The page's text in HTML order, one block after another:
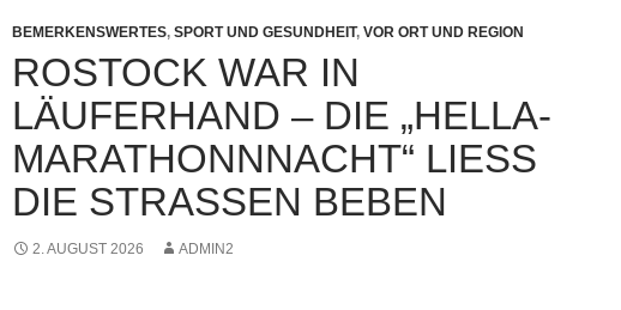
BEMERKENSWERTES, SPORT UND GESUNDHEIT, VOR ORT UND REGION
ROSTOCK WAR IN
LÄUFERHAND – DIE „HELLA-
MARATHONNNACHT“ LIESS D
IE STRASSEN BEBEN
2. AUGUST 2026 ADMIN2